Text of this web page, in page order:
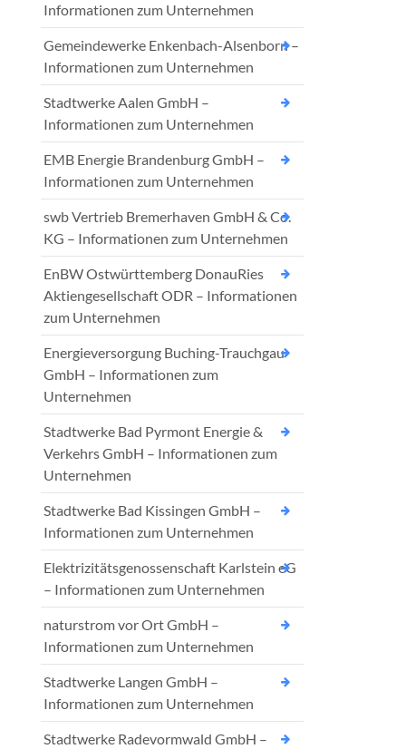
Informationen zum Unternehmen
Gemeindewerke Enkenbach-Alsenborn –
Informationen zum Unternehmen
Stadtwerke Aalen GmbH –
Informationen zum Unternehmen
EMB Energie Brandenburg GmbH –
Informationen zum Unternehmen
swb Vertrieb Bremerhaven GmbH & Co.
KG – Informationen zum Unternehmen
EnBW Ostwürttemberg DonauRies
Aktiengesellschaft ODR – Informationen
zum Unternehmen
Energieversorgung Buching-Trauchgau
GmbH – Informationen zum
Unternehmen
Stadtwerke Bad Pyrmont Energie &
Verkehrs GmbH – Informationen zum
Unternehmen
Stadtwerke Bad Kissingen GmbH –
Informationen zum Unternehmen
Elektrizitätsgenossenschaft Karlstein eG
– Informationen zum Unternehmen
naturstrom vor Ort GmbH –
Informationen zum Unternehmen
Stadtwerke Langen GmbH –
Informationen zum Unternehmen
Stadtwerke Radevormwald GmbH –